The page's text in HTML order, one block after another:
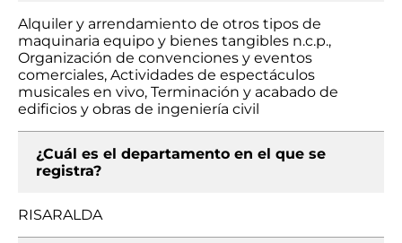
Alquiler y arrendamiento de otros tipos de
maquinaria equipo y bienes tangibles n.c.p.,
Organización de convenciones y eventos
comerciales, Actividades de espectáculos
musicales en vivo, Terminación y acabado de
edificios y obras de ingeniería civil
¿Cuál es el departamento en el que se
registra?
RISARALDA